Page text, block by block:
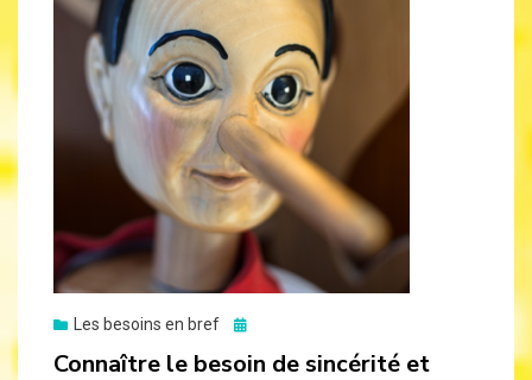
Les besoins en bref
Posted
Connaître le besoin de sincérité et